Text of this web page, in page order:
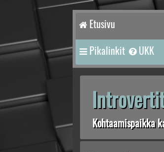
Etusivu
Pikalinkit UKK
Kohtaamispaikka